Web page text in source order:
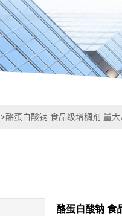
>酪蛋白酸钠 食品级增稠剂 量大
酪蛋白酸钠 食